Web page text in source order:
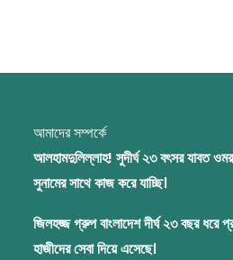
আমাদের সম্পর্কে
আলহামদুলিল্লাহ! সুদীর্ঘ ২৩ বৎসর যাবত
সুনামের সাথে কাজ করে যাচ্ছি।
জিলহজ্জ গ্রুপ বাংলাদেশ দীর্ঘ ২৩ বছর
হাজীদের সেবা দিয়ে এসেছে।